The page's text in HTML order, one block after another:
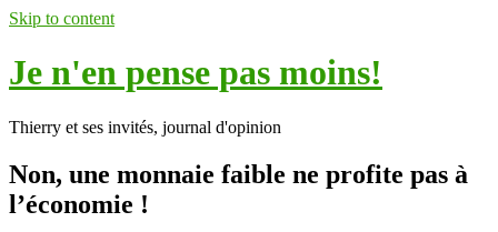
Skip to content
Je n'en pense pas moins!
Thierry et ses invités, journal d'opinion
Non, une monnaie faible ne profite pas à
l’économie !